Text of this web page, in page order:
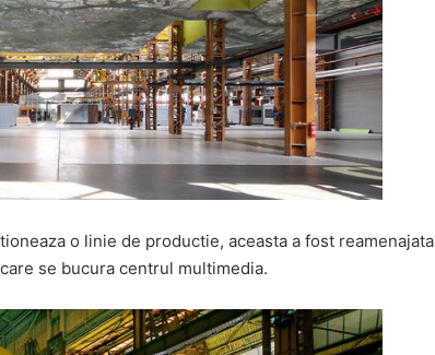
o linie de productie, aceasta a fost reamenajata
se bucura centrul multimedia.